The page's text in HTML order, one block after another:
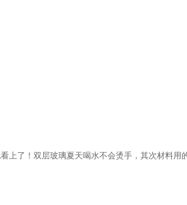
了！双层玻璃夏天喝水不会烫手，其次材料用